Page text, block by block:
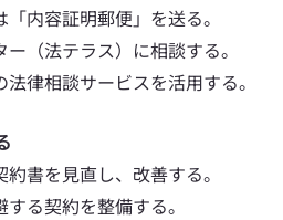
内容証明郵便」を送る。
（法テラス）に相談する。
律相談サービスを活用する。
書を見直し、改善する。
る契約を整備する。